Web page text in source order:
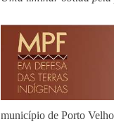
município de Porto